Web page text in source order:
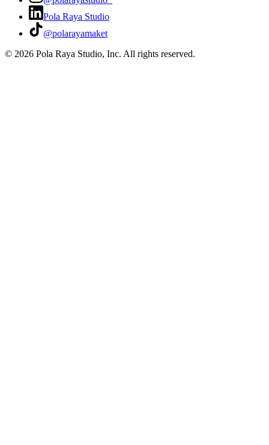
Pola Raya Studio
@polarayamaket
© 2026 Pola Raya Studio, Inc. All rights reserved.